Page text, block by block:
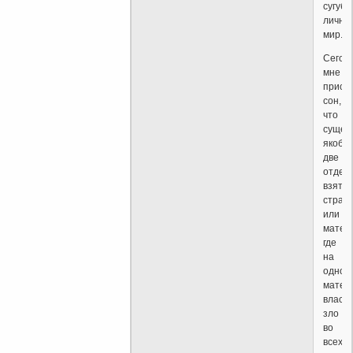
сугубо
мир.
мне
сон,
что
якобы
две
или
где
на
одном
зло
во
всех